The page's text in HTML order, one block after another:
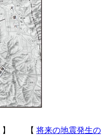
】 【 将来の地震発生の